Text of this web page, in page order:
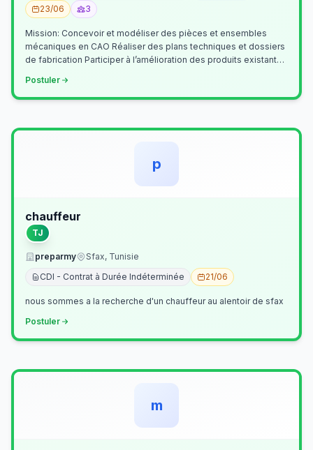
23/06
3
Mission: Concevoir et modéliser des pièces et ensembles
mécaniques en CAO Réaliser des plans techniques et dossiers
de fabrication Participer à l’amélioration des produits existants
Postuler
p
chauffeur
TJ
preparmy
Sfax, Tunisie
CDI - Contrat à Durée Indéterminée
21/06
nous sommes a la recherche d'un chauffeur au alentoir de sfax
Postuler
m